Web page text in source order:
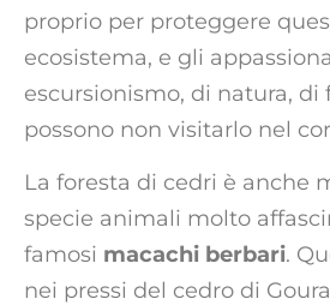
proprio per proteggere
ecosistema, e gli
escursionismo, di natura, di
possono non visitarlo nel
La foresta di cedri è anche
specie animali molto
famosi macachi berbari.
nei pressi del cedro di